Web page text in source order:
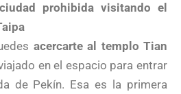
prohibida visitando el
acercarte al templo Tian
en el espacio para entrar
de Pekín. Esa es la primera